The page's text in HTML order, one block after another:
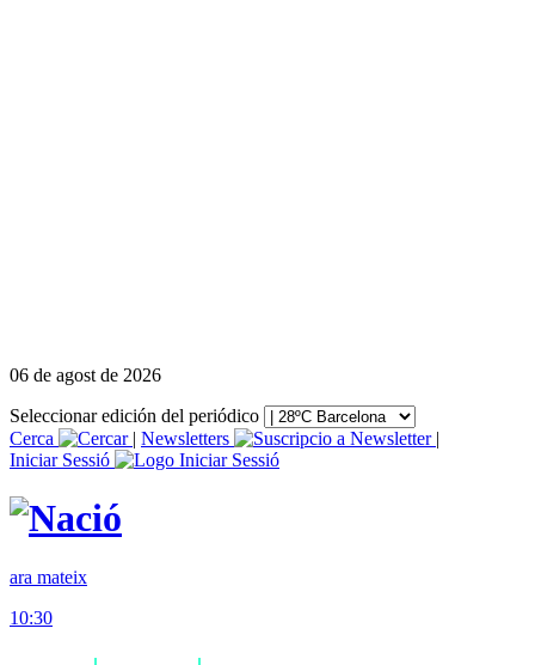
06 de agost de 2026
Seleccionar edición del periódico
Cerca
| Newsletters
|
Iniciar Sessió
ara mateix
10:30